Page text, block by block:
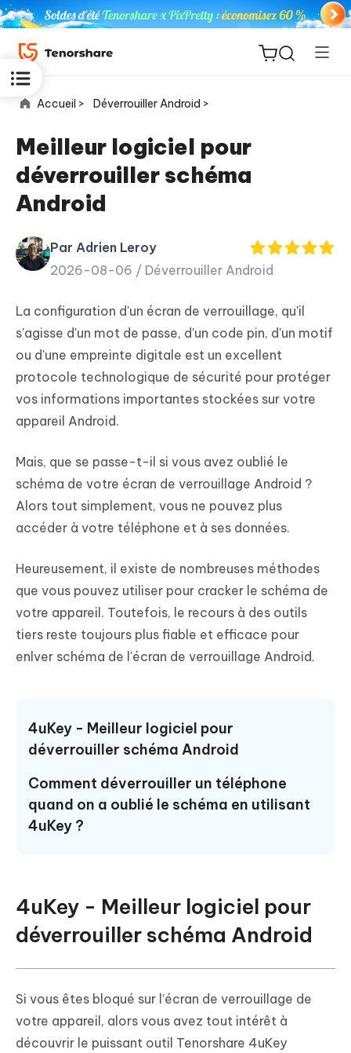
ReiBoot
for iOS
PDNob
PDF
New
iAnyGo
Accueil > Déverrouiller Android >
Meilleur logiciel pour
déverrouiller schéma
Android
Par Adrien Leroy
2026-08-06 / Déverrouiller Android
La configuration d'un écran de verrouillage, qu'il
s'agisse d'un mot de passe, d'un code pin, d'un motif
ou d'une empreinte digitale est un excellent
protocole technologique de sécurité pour protéger
vos informations importantes stockées sur votre
appareil Android.
Mais, que se passe-t-il si vous avez oublié le
schéma de votre écran de verrouillage Android ?
Alors tout simplement, vous ne pouvez plus
accéder à votre téléphone et à ses données.
Heureusement, il existe de nombreuses méthodes
que vous pouvez utiliser pour cracker le schéma de
votre appareil. Toutefois, le recours à des outils
tiers reste toujours plus fiable et efficace pour
enlver schéma de l'écran de verrouillage Android.
4uKey - Meilleur logiciel pour
déverrouiller schéma Android
Comment déverrouiller un téléphone
quand on a oublié le schéma en utilisant
4uKey ?
4uKey - Meilleur logiciel pour
déverrouiller schéma Android
Si vous êtes bloqué sur l’écran de verrouillage de
votre appareil, alors vous avez tout intérêt à
découvrir le puissant outil Tenorshare 4uKey